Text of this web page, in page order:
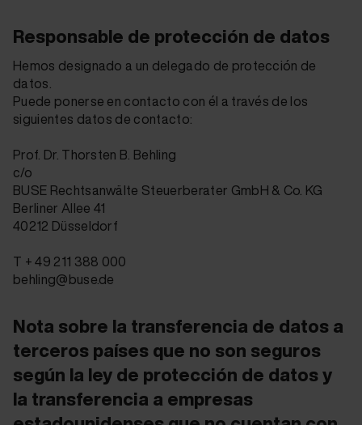
Responsable de protección de datos
Hemos designado a un delegado de protección de
datos.
Puede ponerse en contacto con él a través de los
siguientes datos de contacto:
Prof. Dr. Thorsten B. Behling
c/o
BUSE Rechtsanwälte Steuerberater GmbH & Co. KG
Berliner Allee 41
40212 Düsseldorf
T + 49 211 388 000
behling@buse.de
Nota sobre la transferencia de datos a
terceros países que no son seguros
según la ley de protección de datos y
la transferencia a empresas